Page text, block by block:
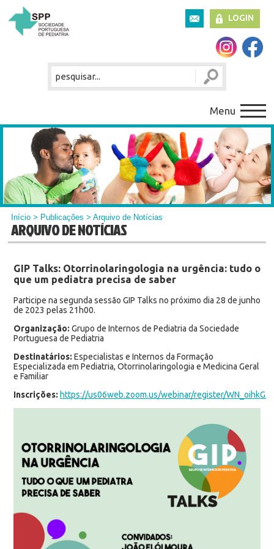
LOGIN
Menu
Início > Publicações > Arquivo de Notícias
ARQUIVO DE NOTÍCIAS
GIP Talks: Otorrinolaringologia na urgência: tudo o
que um pediatra precisa de saber
Participe na segunda sessão GIP Talks no próximo dia 28 de junho
de 2023 pelas 21h00.
Organização: Grupo de Internos de Pediatria da Sociedade
Portuguesa de Pediatria
Destinatários: Especialistas e Internos da Formação
Especializada em Pediatria, Otorrinolaringologia e Medicina Geral
e Familiar
Inscrições: https://us06web.zoom.us/webinar/register/